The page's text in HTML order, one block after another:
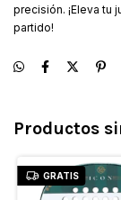
precisión. ¡Eleva tu
partido!
Productos
GRATIS